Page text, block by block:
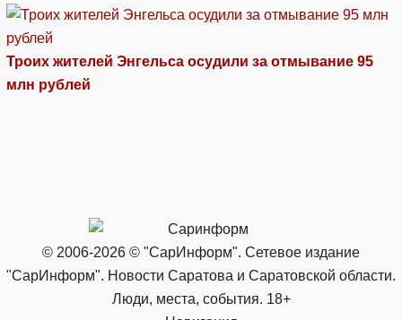
Троих жителей Энгельса осудили за отмывание 95
млн рублей
© 2006-2026 © "СарИнформ". Сетевое издание
"СарИнформ". Новости Саратова и Саратовской области.
Люди, места, события. 18+